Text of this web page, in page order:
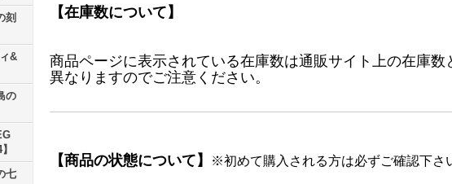
刻
&
の
七
【在庫数について】
商品ページに表示されている在庫数は通販サイト上の在庫
異なりますのでご注意ください。
【商品の状態について】 ※初めて購入される方は必ずご確認下さ